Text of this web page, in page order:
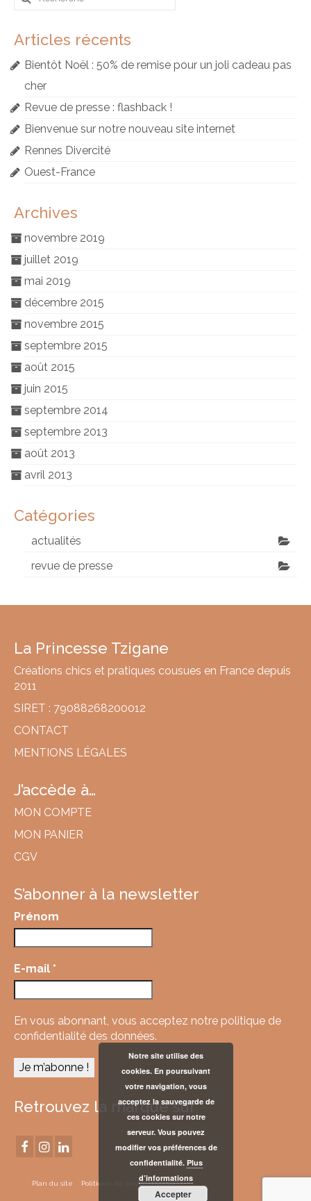
:
Articles récents
Bientôt Noël : 50% de remise pour un joli cadeau pas
cher
Revue de presse : flashback !
Bienvenue sur notre nouveau site internet
Rennes Divercité
Ouest-France
Archives
novembre 2019
juillet 2019
mai 2019
décembre 2015
novembre 2015
septembre 2015
août 2015
juin 2015
septembre 2014
septembre 2013
août 2013
avril 2013
Catégories
actualités
revue de presse
La Princesse Tzigane
Créations chics et pratiques cousues en France depuis
2011
SIRET : 79088268200012
CONTACT
MENTIONS LÉGALES
J’accède à…
MON COMPTE
MON PANIER
CGV
S’abonner à la newsletter
Prénom
E-mail *
En vous abonnant, vous acceptez notre politique de
confidentialité des données.
Retrouvez la marque sur
Plan du site Politique de confidentialité
Notre site utilise des
cookies. En poursuivant
votre navigation, vous
acceptez la sauvegarde de
ces cookies sur notre
serveur. Vous pouvez
modifier vos préférences de
confidentialité. Plus
d’informations
Accepter